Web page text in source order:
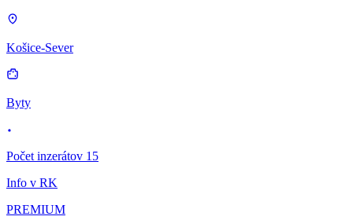
Košice-Sever
Byty
Počet inzerátov 15
Info v RK
PREMIUM